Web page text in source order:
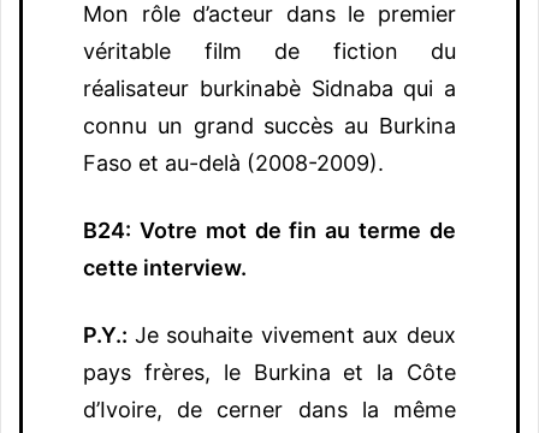
Mon rôle d’acteur dans le premier
véritable film de fiction du
réalisateur burkinabè Sidnaba qui a
connu un grand succès au Burkina
Faso et au-delà (2008-2009).
B24: Votre mot de fin au terme de
cette interview.
P.Y.: Je souhaite vivement aux deux
pays frères, le Burkina et la Côte
d’Ivoire, de cerner dans la même